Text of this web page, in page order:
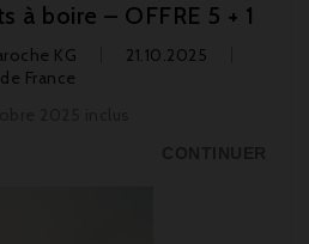
à boire – OFFRE 5 + 1
KG
21.10.2025
France